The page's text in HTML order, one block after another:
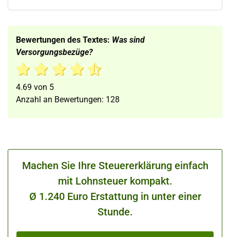
Bewertungen des Textes: Was sind
Versorgungsbezüge?
4.69 von 5
Anzahl an Bewertungen: 128
Machen Sie Ihre Steuererklärung einfach
mit Lohnsteuer kompakt.
Ø 1.240 Euro Erstattung in unter einer
Stunde.